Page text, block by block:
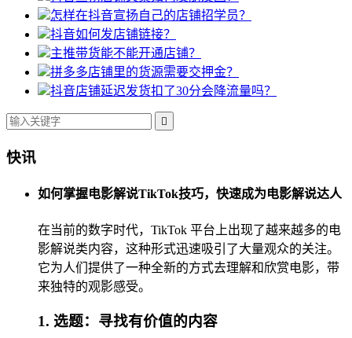
怎样在抖音宣扬自己的店铺招学员？
抖音如何发店铺链接？
主推带货能不能开通店铺？
拼多多店铺里的货源需要交押金？
抖音店铺延迟发货扣了30分会降流量吗？

快讯
如何掌握电影解说TikTok技巧，快速成为电影解说达人
在当前的数字时代，TikTok 平台上出现了越来越多的电
影解说类内容，这种形式迅速吸引了大量观众的关注。
它为人们提供了一种全新的方式去理解和欣赏电影，带
来独特的观影感受。
1. 选题：寻找有价值的内容